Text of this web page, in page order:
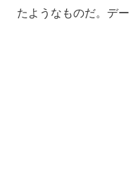
たようなものだ。デー